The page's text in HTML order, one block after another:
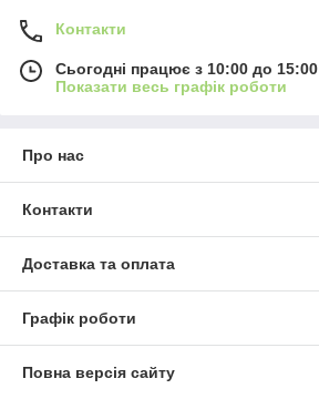
Контакти
Сьогодні працює з 10:00 до 15:00
Показати весь графік роботи
Про нас
Контакти
Доставка та оплата
Графік роботи
Повна версія сайту